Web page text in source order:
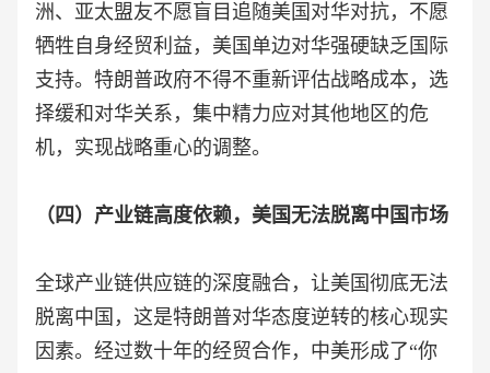
洲、亚太盟友不愿盲目追随美国对华对抗，不愿
牺牲自身经贸利益，美国单边对华强硬缺乏国际
支持。特朗普政府不得不重新评估战略成本，选
择缓和对华关系，集中精力应对其他地区的危
机，实现战略重心的调整。
（四）产业链高度依赖，美国无法脱离中国市场
全球产业链供应链的深度融合，让美国彻底无法
脱离中国，这是特朗普对华态度逆转的核心现实
因素。经过数十年的经贸合作，中美形成了“你